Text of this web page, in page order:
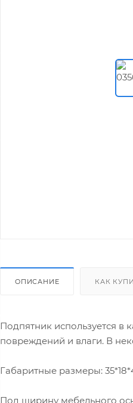
ОПИСАНИЕ КАК
Подпятник используется в
повреждений и влаги. В
Габаритные размеры:
Под ширину мебельного